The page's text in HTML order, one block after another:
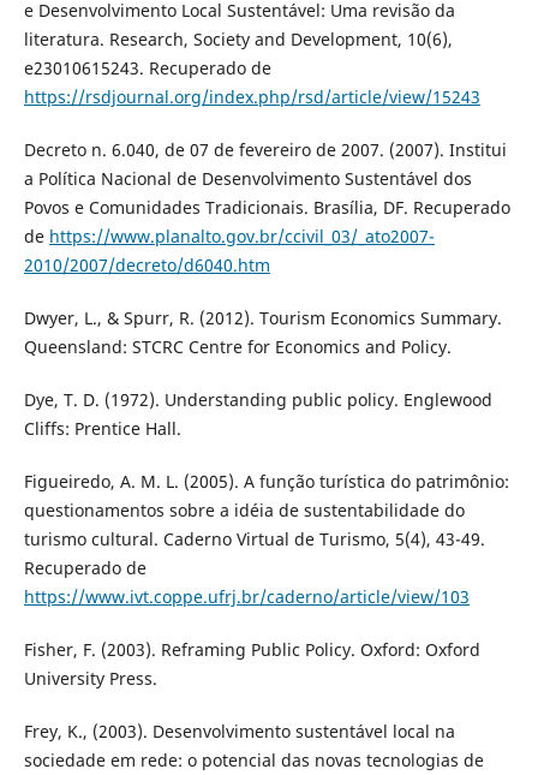
e Desenvolvimento Local Sustentável: Uma revisão da
literatura. Research, Society and Development, 10(6),
e23010615243. Recuperado de
https://rsdjournal.org/index.php/rsd/article/view/15243
Decreto n. 6.040, de 07 de fevereiro de 2007. (2007). Institui
a Política Nacional de Desenvolvimento Sustentável dos
Povos e Comunidades Tradicionais. Brasília, DF. Recuperado
de https://www.planalto.gov.br/ccivil_03/_ato2007-
2010/2007/decreto/d6040.htm
Dwyer, L., & Spurr, R. (2012). Tourism Economics Summary.
Queensland: STCRC Centre for Economics and Policy.
Dye, T. D. (1972). Understanding public policy. Englewood
Cliffs: Prentice Hall.
Figueiredo, A. M. L. (2005). A função turística do patrimônio:
questionamentos sobre a idéia de sustentabilidade do
turismo cultural. Caderno Virtual de Turismo, 5(4), 43-49.
Recuperado de
https://www.ivt.coppe.ufrj.br/caderno/article/view/103
Fisher, F. (2003). Reframing Public Policy. Oxford: Oxford
University Press.
Frey, K., (2003). Desenvolvimento sustentável local na
sociedade em rede: o potencial das novas tecnologias de